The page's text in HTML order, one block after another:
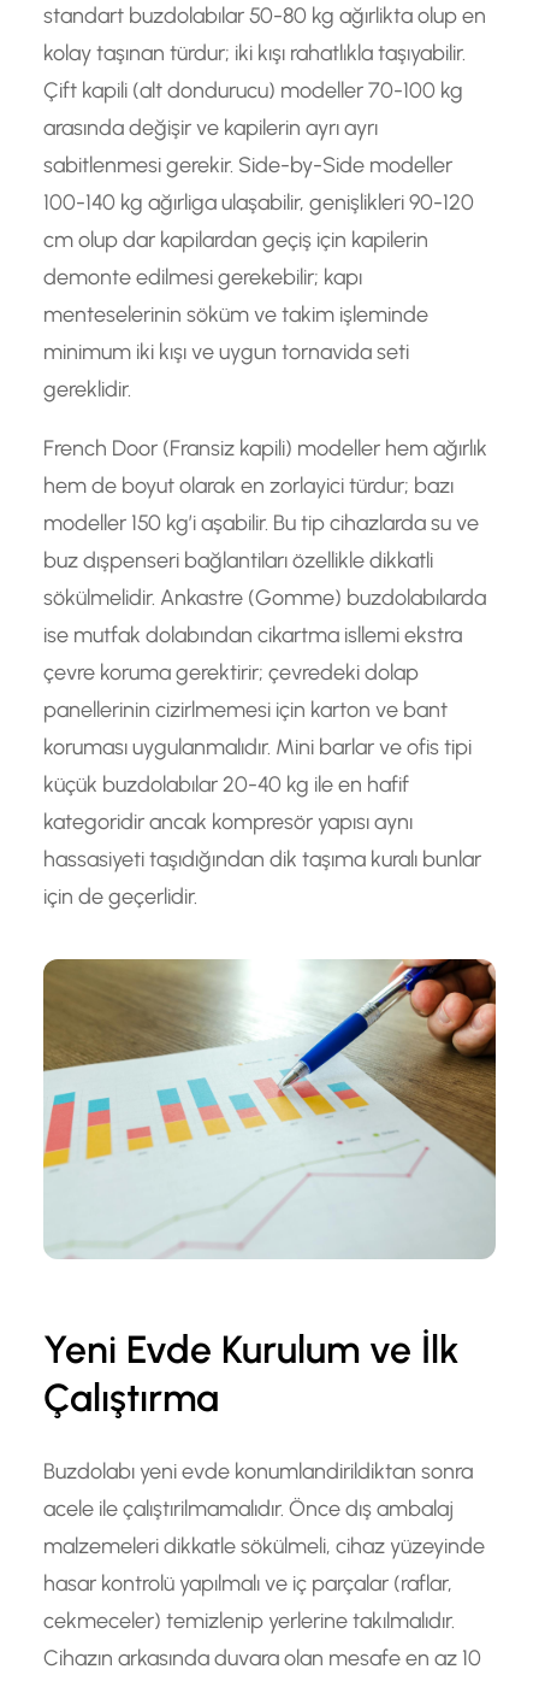
standart buzdolabılar 50-80 kg ağırlikta olup en
kolay taşınan türdur; iki kışı rahatlıkla taşıyabilir.
Çift kapili (alt dondurucu) modeller 70-100 kg
arasında değişir ve kapilerin ayrı ayrı
sabitlenmesi gerekir. Side-by-Side modeller
100-140 kg ağırliga ulaşabilir, genişlikleri 90-120
cm olup dar kapilardan geçiş için kapilerin
demonte edilmesi gerekebilir; kapı
menteselerinin söküm ve takim işleminde
minimum iki kışı ve uygun tornavida seti
gereklidir.
French Door (Fransiz kapili) modeller hem ağırlık
hem de boyut olarak en zorlayici türdur; bazı
modeller 150 kg’i aşabilir. Bu tip cihazlarda su ve
buz dışpenseri bağlantiları özellikle dikkatli
sökülmelidir. Ankastre (Gomme) buzdolabılarda
ise mutfak dolabından cikartma isllemi ekstra
çevre koruma gerektirir; çevredeki dolap
panellerinin cizirlmemesi için karton ve bant
koruması uygulanmalıdır. Mini barlar ve ofis tipi
küçük buzdolabılar 20-40 kg ile en hafif
kategoridir ancak kompresör yapısı aynı
hassasiyeti taşıdığından dik taşıma kuralı bunlar
için de geçerlidir.
Yeni Evde Kurulum ve İlk
Çalıştırma
Buzdolabı yeni evde konumlandirildiktan sonra
acele ile çalıştırilmamalıdır. Önce dış ambalaj
malzemeleri dikkatle sökülmeli, cihaz yüzeyinde
hasar kontrolü yapılmalı ve iç parçalar (raflar,
cekmeceler) temizlenip yerlerine takılmalıdır.
Cihazın arkasında duvara olan mesafe en az 10